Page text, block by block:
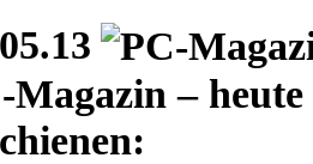
Magazin –